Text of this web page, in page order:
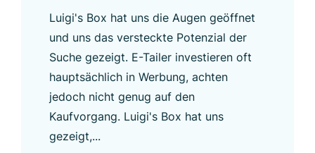
Luigi's Box hat uns die Augen geöffnet
und uns das versteckte Potenzial der
Suche gezeigt. E-Tailer investieren oft
hauptsächlich in Werbung, achten
jedoch nicht genug auf den
Kaufvorgang. Luigi's Box hat uns
gezeigt,...